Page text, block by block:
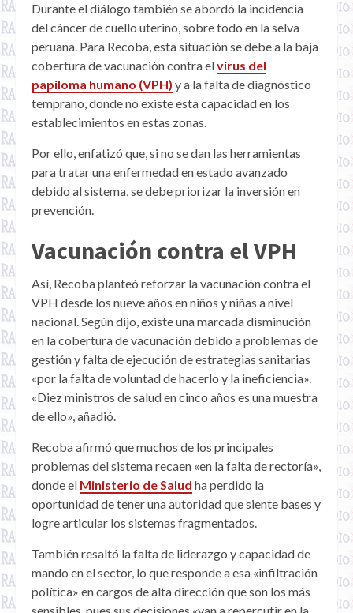
Durante el diálogo también se abordó la incidencia
del cáncer de cuello uterino, sobre todo en la selva
peruana. Para Recoba, esta situación se debe a la baja
cobertura de vacunación contra elvirus del
papiloma humano (VPH) y a la falta de diagnóstico
temprano, donde no existe esta capacidad en los
establecimientos en estas zonas.
Por ello, enfatizó que, si no se dan las herramientas
para tratar una enfermedad en estado avanzado
debido al sistema, se debe priorizar la inversión en
prevención.
Vacunación contra el VPH
Así, Recoba planteó reforzar la vacunación contra el
VPH desde los nueve años en niños y niñas a nivel
nacional. Según dijo, existe una marcada disminución
en la cobertura de vacunación debido a problemas de
gestión y falta de ejecución de estrategias sanitarias
«por la falta de voluntad de hacerlo y la ineficiencia».
«Diez ministros de salud en cinco años es una muestra
de ello», añadió.
Recoba afirmó que muchos de los principales
problemas del sistema recaen «en la falta de rectoría»,
donde el Ministerio de Salud ha perdido la
oportunidad de tener una autoridad que siente bases y
logre articular los sistemas fragmentados.
También resaltó la falta de liderazgo y capacidad de
mando en el sector, lo que responde a esa «infiltración
política» en cargos de alta dirección que son los más